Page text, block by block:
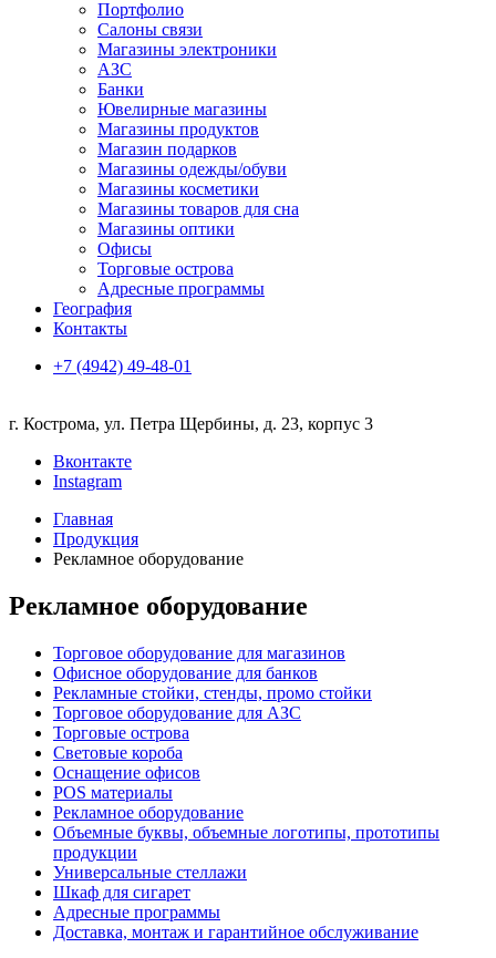
Портфолио
Салоны связи
Магазины электроники
АЗС
Банки
Ювелирные магазины
Магазины продуктов
Магазин подарков
Магазины одежды/обуви
Магазины косметики
Магазины товаров для сна
Магазины оптики
Офисы
Торговые острова
Адресные программы
География
Контакты
+7 (4942) 49-48-01
г. Кострома, ул. Петра Щербины, д. 23, корпус 3
Вконтакте
Instagram
Главная
Продукция
Рекламное оборудование
Рекламное оборудование
Торговое оборудование для магазинов
Офисное оборудование для банков
Рекламные стойки, стенды, промо стойки
Торговое оборудование для АЗС
Торговые острова
Световые короба
Оснащение офисов
POS материалы
Рекламное оборудование
Объемные буквы, объемные логотипы, прототипы
продукции
Универсальные стеллажи
Шкаф для сигарет
Адресные программы
Доставка, монтаж и гарантийное обслуживание